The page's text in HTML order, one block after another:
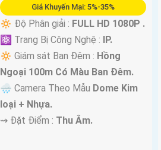
Giá Khuyến Mại: 5%-35%
🔅 Độ Phân giải : FULL HD 1080P .
⚛️ Trang Bị Công Nghệ : IP.
🔅 Giám sát Ban Đêm : Hồng
Ngoại 100m Có Màu Ban Ðêm.
🌧️ Camera Theo Mẫu Dome Kim
loại + Nhựa.
️⇝ Đặt Điểm : Thu Âm.